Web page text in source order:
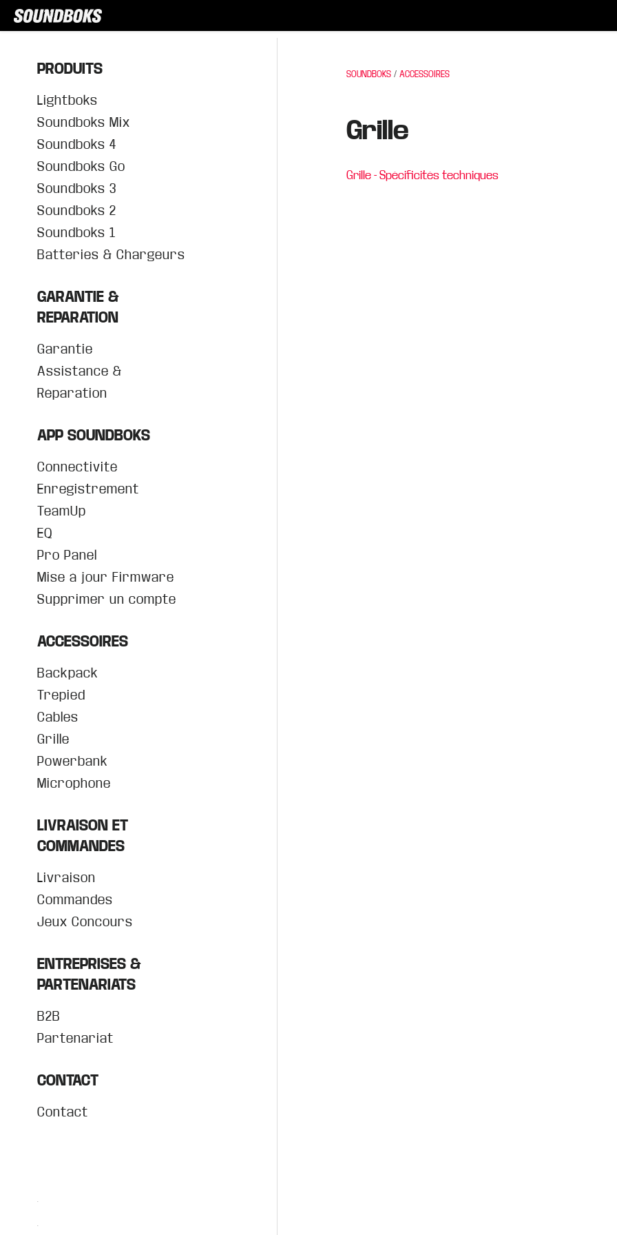
PRODUITS
Lightboks
Soundboks Mix
Soundboks 4
Soundboks Go
Soundboks 3
Soundboks 2
Soundboks 1
Batteries & Chargeurs
GARANTIE &
REPARATION
Garantie
Assistance &
Réparation
APP SOUNDBOKS
Connectivité
Enregistrement
TeamUp
EQ
Pro Panel
Mise à jour Firmware
Supprimer un compte
ACCESSOIRES
Backpack
Trepied
Cables
Grille
Powerbank
Microphone
LIVRAISON ET
COMMANDES
Livraison
Commandes
Jeux Concours
ENTREPRISES &
PARTENARIATS
B2B
Partenariat
CONTACT
Contact
.
.
SOUNDBOKS ACCESSOIRES
Grille
Grille - Spécificités techniques